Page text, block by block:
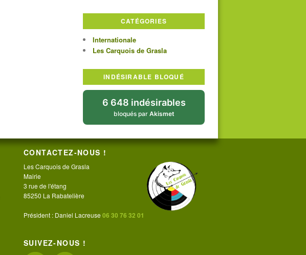
CATÉGORIES
Internationale
Les Carquois de Grasla
INDÉSIRABLE BLOQUÉ
6 648 indésirables
bloqués par Akismet
CONTACTEZ-NOUS !
Les Carquois de Grasla
Mairie
3 rue de l'étang
85250 La Rabatelière
Président : Daniel Lacreuse06 30 76 32 01
SUIVEZ-NOUS !